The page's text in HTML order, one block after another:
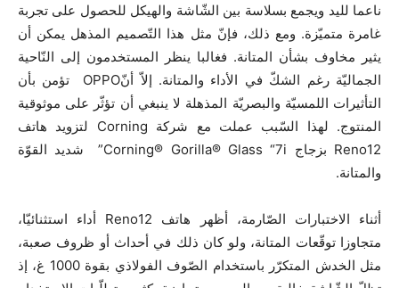
ناعما لليد ويجمع بسلاسة بين الشّاشة والهيكل للحصول على تجربة
غامرة متميّزة. ومع ذلك، فإنّ مثل هذا التّصميم المذهل يمكن أن
يثير مخاوف بشأن المتانة. فغالبا ينظر المستخدمون إلى النّاحية
الجماليّة رغم الشكّ في الأداء والمتانة. إلاّ أنّOPPO تؤمن بأن
التأثيرات اللمسيّة والبصريّة المذهلة لا ينبغي أن تؤثّر على موثوقية
المنتوج. لهذا السّبب عملت مع شركة Corning لتزويد هاتف
Reno12 بزجاج Corning® Gorilla® Glass “7i”
شديد القوّة
والمتانة.
أثناء الاختبارات الصّارمة، أظهر هاتف Reno12 أداء استثنائيّا،
متجاوزا توقّعات المتانة، ولو كان ذلك في أحداث أو ظروف صعبة،
مثل الخدش المتكرّر باستخدام الصّوف الفولاذي بقوة 1000 غ، إذ